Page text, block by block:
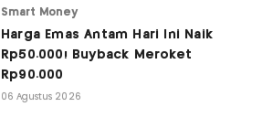
Smart Money
Harga Emas Antam Hari Ini Naik
Rp50.000! Buyback Meroket
Rp90.000
06 Agustus 2026